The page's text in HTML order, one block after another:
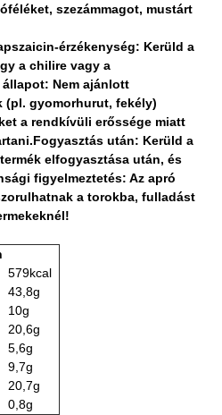
szezámmagot, mustárt
érzékenység: Kerüld a
a chilire vagy a
Nem ajánlott
(pl. gyomorhurut, fekély)
a rendkívüli erőssége miatt
után: Kerüld a
elfogyasztása után, és
figyelmeztetés: Az apró
a torokba, fulladást
579kcal
43,8g
10g
20,6g
5,6g
9,7g
20,7g
0,8g